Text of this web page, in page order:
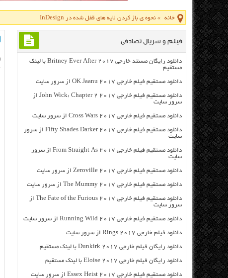
خانه »نحوه ی باز کردن لایه های قفل شده در InDesign
فیلم و سریال تصادفی
دانلود رایگان مسنتد خارجی Britney Ever After 2017 با لینک
مستقیم
دانلود مستقیم فیلم خارجی OK Jaanu 2017 از سرور سایت
دانلود مستقیم فیلم خارجی John Wick: Chapter 2 2017 از
سرور سایت
دانلود مستقیم فیلم خارجی Cross Wars 2017 از سرور سایت
دانلود مستقیم فیلم خارجی Fifty Shades Darker 2017 از سرور
سایت
دانلود مستقیم فیلم خارجی From Straight As 2017 از سرور
سایت
دانلود مستقیم فیلم خارجی Zeroville 2017 از سرور سایت
دانلود مستقیم فیلم خارجی The Mummy 2017 از سرور سایت
دانلود مستقیم فیلم خارجی The Fate of the Furious 2017 از
سرور سایت
دانلود مستقیم فیلم خارجی Running Wild 2017 از سرور سایت
دانلود فیلم خارجی Rings 2017 از سرور سایت
دانلود رایگان فیلم خارجی Dunkirk 2017 با لینک مستقیم
دانلود رایگان فیلم خارجی Eloise 2017 با لینک مستقیم
دانلود مستقیم فیلم خارجی Essex Heist 2017 از سرور سایت